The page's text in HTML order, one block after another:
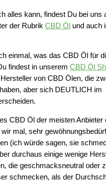
alles kann, findest Du bei uns
der RubrikCBD Öl und auch
einmal, was das CBD Öl für
findest in unseremCBD Öl
von CBD Ölen, die
aber sich DEUTLICH im
CBD Öl der meisten Anbieter
mal, sehr
(ich würde sagen, sie
durchaus einige wenige
die geschmacksneutral oder
schmecken, als der